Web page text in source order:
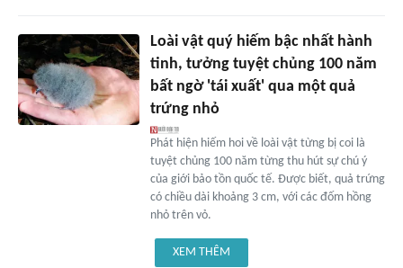
Loài vật quý hiếm bậc nhất hành
tinh, tưởng tuyệt chủng 100 năm
bất ngờ 'tái xuất' qua một quả
trứng nhỏ
Phát hiện hiếm hoi về loài vật từng bị coi là
tuyệt chủng 100 năm từng thu hút sự chú ý
của giới bảo tồn quốc tế. Được biết, quả trứng
có chiều dài khoảng 3 cm, với các đốm hồng
nhỏ trên vỏ.
XEM THÊM